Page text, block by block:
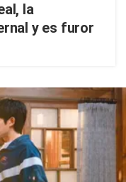
la
y es furor